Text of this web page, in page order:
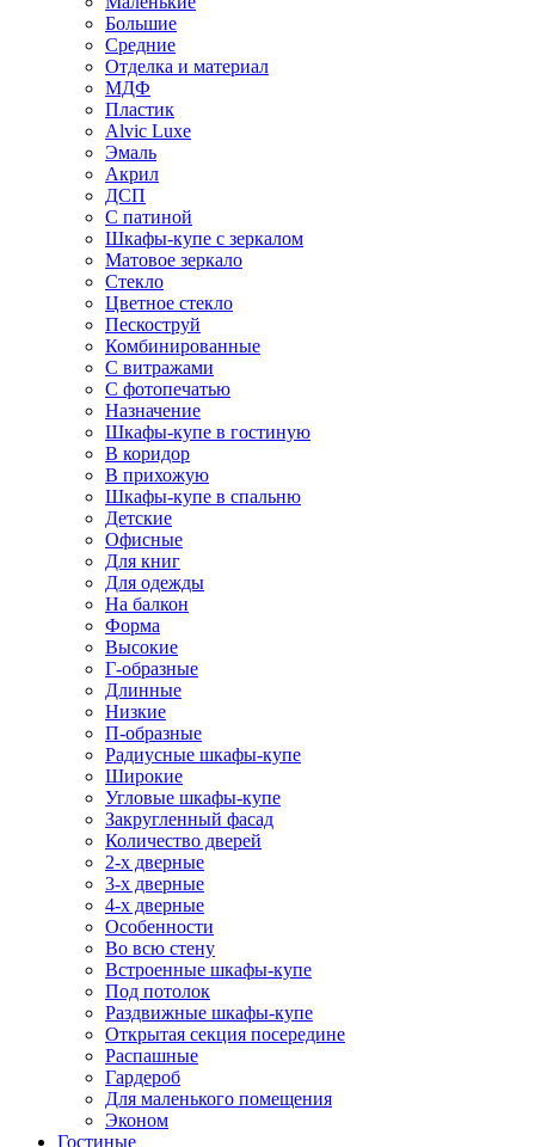
Большие
Средние
Отделка и материал
МДФ
Пластик
Alvic Luxe
Эмаль
Акрил
ДСП
С патиной
Шкафы-купе с зеркалом
Матовое зеркало
Стекло
Цветное стекло
Пескоструй
Комбинированные
С витражами
С фотопечатью
Назначение
Шкафы-купе в гостиную
В коридор
В прихожую
Шкафы-купе в спальню
Детские
Офисные
Для книг
Для одежды
На балкон
Форма
Высокие
Г-образные
Длинные
Низкие
П-образные
Радиусные шкафы-купе
Широкие
Угловые шкафы-купе
Закругленный фасад
Количество дверей
2-х дверные
3-х дверные
4-х дверные
Особенности
Во всю стену
Встроенные шкафы-купе
Под потолок
Раздвижные шкафы-купе
Открытая секция посередине
Распашные
Гардероб
Для маленького помещения
Эконом
Гостиные